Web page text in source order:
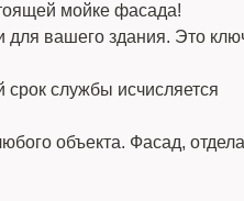
мойке фасада!
для вашего здания. Это
срок службы исчисляется
объекта. Фасад,